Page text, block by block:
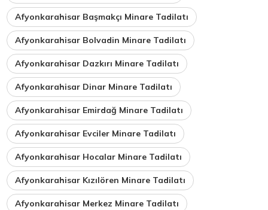
Afyonkarahisar Başmakçı Minare Tadilatı
Afyonkarahisar Bolvadin Minare Tadilatı
Afyonkarahisar Dazkırı Minare Tadilatı
Afyonkarahisar Dinar Minare Tadilatı
Afyonkarahisar Emirdağ Minare Tadilatı
Afyonkarahisar Evciler Minare Tadilatı
Afyonkarahisar Hocalar Minare Tadilatı
Afyonkarahisar Kızılören Minare Tadilatı
Afyonkarahisar Merkez Minare Tadilatı